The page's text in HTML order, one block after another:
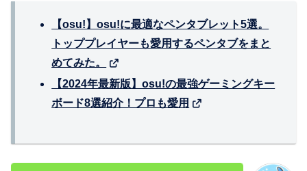
【osu!】osu!に最適なペンタブレット5選。
トッププレイヤーも愛用するペンタブをまと
めてみた。
【2024年最新版】osu!の最強ゲーミングキー
ボード8選紹介！プロも愛用